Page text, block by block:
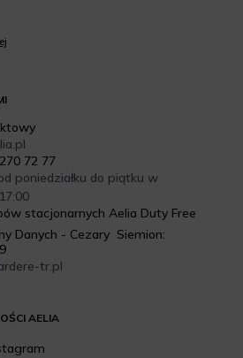
AELIA
72 77
poniedziałku do piątku w
stacjonarnych Aelia Duty Free
Danych - Cezary Siemion:
tr.pl